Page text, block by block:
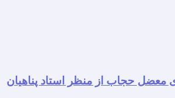
معضل حجاب از منظر استاد پناهیان